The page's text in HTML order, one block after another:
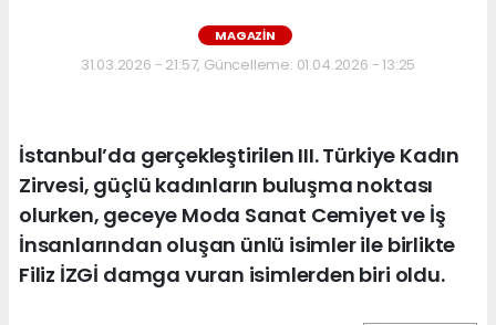
MAGAZIN
31.03.2026 - 21:57, Güncelleme: 01.04.2026 - 13:25
İstanbul’da gerçekleştirilen III. Türkiye Kadın
Zirvesi, güçlü kadınların buluşma noktası
olurken, geceye Moda Sanat Cemiyet ve İş
İnsanlarından oluşan ünlü isimler ile birlikte
Filiz İZGİ damga vuran isimlerden biri oldu.